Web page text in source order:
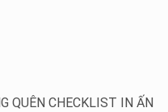
QUÊN CHECKLIST IN ẤN